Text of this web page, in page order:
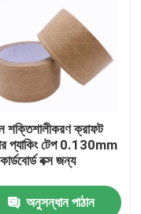
শক্তিশালীকরণ ক্রাফট
প্যাকিং টেপ 0.130mm
বক্স জন্য
অনুসন্ধান পাঠান